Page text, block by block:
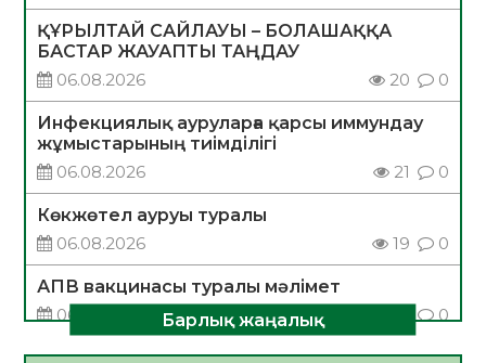
ҚҰРЫЛТАЙ САЙЛАУЫ – БОЛАШАҚҚА
БАСТАР ЖАУАПТЫ ТАҢДАУ
06.08.2026
20 0
Инфекциялық ауруларға қарсы иммундау
жұмыстарының тиімділігі
06.08.2026
21 0
Көкжөтел ауруы туралы
06.08.2026
19 0
АПВ вакцинасы туралы мәлімет
06.08.2026
0
Open Air: Қызылорда облысы полиция
Барлық жаңалық